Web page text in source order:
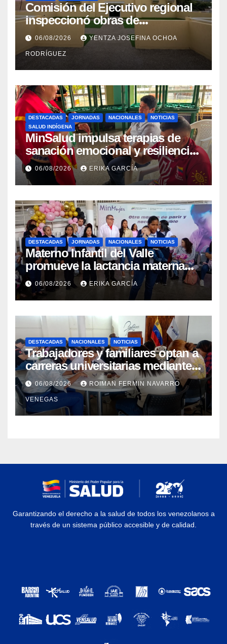
Comisión del Ejecutivo regional
inspeccionó obras de
recuperación en la Maternidad
Integral Aragua
06/08/2026 YENTZA JOSEFINA OCHOA
RODRÍGUEZ
DESTACADAS JORNADAS NACIONALES
NOTICIAS
SALUD INDÍGENA
MinSalud impulsa terapias de
sanación emocional y resiliencia
post-sismo junto a comunidades
indígenas en Caracas
06/08/2026 ERIKA GARCÍA
DESTACADAS JORNADAS NACIONALES NOTICIAS
Materno Infantil del Valle
promueve la lactancia materna
como un inicio sostenible para la
vida
06/08/2026 ERIKA GARCÍA
DESTACADAS NACIONALES NOTICIAS
Trabajadores y familiares optan a
carreras universitarias mediante
convenio entre MinSalud y la
UCV
06/08/2026 ROIMAN FERMIN NAVARRO
VENEGAS
Garantizando el derecho a la salud de todos los venezolanos a
través de un sistema público accesible y de calidad.